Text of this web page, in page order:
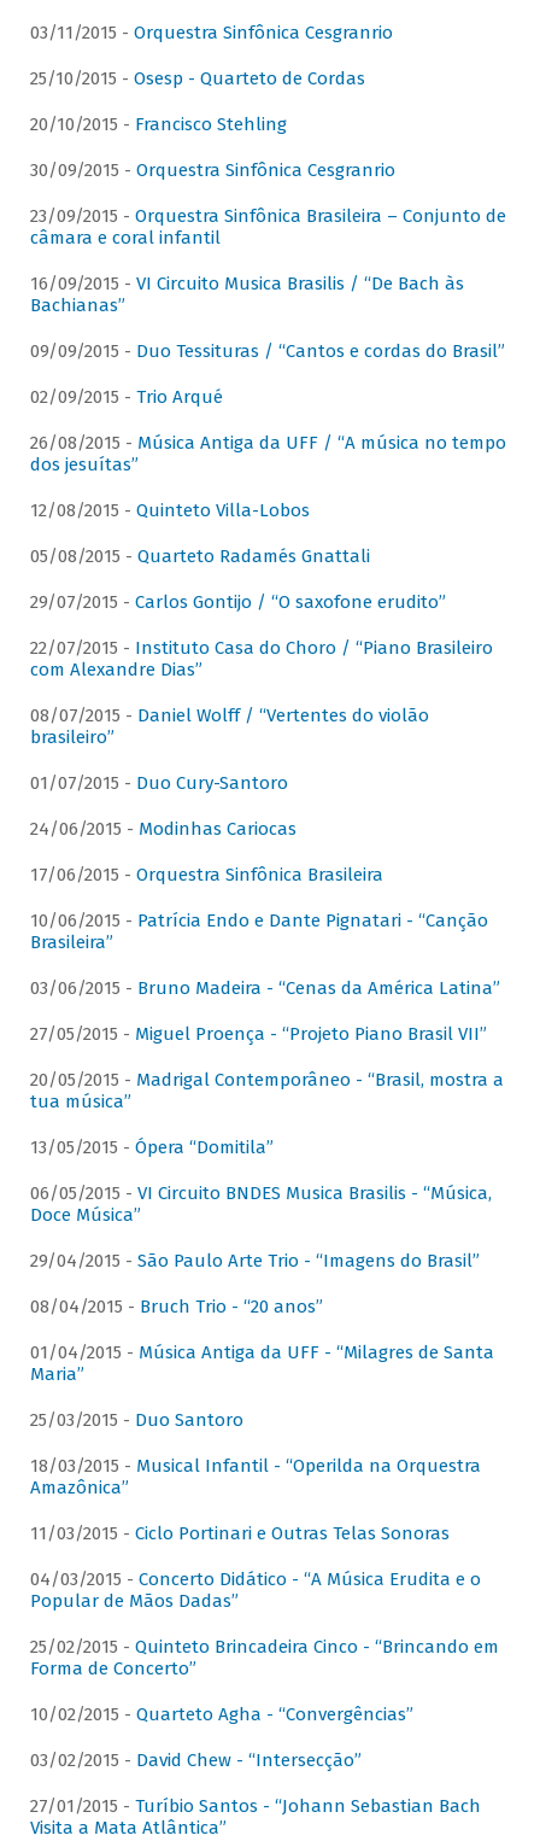
03/11/2015 - Orquestra Sinfônica Cesgranrio
25/10/2015 - Osesp - Quarteto de Cordas
20/10/2015 - Francisco Stehling
30/09/2015 - Orquestra Sinfônica Cesgranrio
23/09/2015 - Orquestra Sinfônica Brasileira – Conjunto de
câmara e coral infantil
16/09/2015 - VI Circuito Musica Brasilis / “De Bach às
Bachianas”
09/09/2015 - Duo Tessituras / “Cantos e cordas do Brasil”
02/09/2015 - Trio Arqué
26/08/2015 - Música Antiga da UFF / “A música no tempo
dos jesuítas”
12/08/2015 - Quinteto Villa-Lobos
05/08/2015 - Quarteto Radamés Gnattali
29/07/2015 - Carlos Gontijo / “O saxofone erudito”
22/07/2015 - Instituto Casa do Choro / “Piano Brasileiro
com Alexandre Dias”
08/07/2015 - Daniel Wolff / “Vertentes do violão
brasileiro”
01/07/2015 - Duo Cury-Santoro
24/06/2015 - Modinhas Cariocas
17/06/2015 - Orquestra Sinfônica Brasileira
10/06/2015 - Patrícia Endo e Dante Pignatari - “Canção
Brasileira”
03/06/2015 - Bruno Madeira - “Cenas da América Latina”
27/05/2015 - Miguel Proença - “Projeto Piano Brasil VII”
20/05/2015 - Madrigal Contemporâneo - “Brasil, mostra a
tua música”
13/05/2015 - Ópera “Domitila”
06/05/2015 - VI Circuito BNDES Musica Brasilis - “Música,
Doce Música”
29/04/2015 - São Paulo Arte Trio - “Imagens do Brasil”
08/04/2015 - Bruch Trio - “20 anos”
01/04/2015 - Música Antiga da UFF - “Milagres de Santa
Maria”
25/03/2015 - Duo Santoro
18/03/2015 - Musical Infantil - “Operilda na Orquestra
Amazônica”
11/03/2015 - Ciclo Portinari e Outras Telas Sonoras
04/03/2015 - Concerto Didático - “A Música Erudita e o
Popular de Mãos Dadas”
25/02/2015 - Quinteto Brincadeira Cinco - “Brincando em
Forma de Concerto”
10/02/2015 - Quarteto Agha - “Convergências”
03/02/2015 - David Chew - “Intersecção”
27/01/2015 - Turíbio Santos - “Johann Sebastian Bach
Visita a Mata Atlântica”